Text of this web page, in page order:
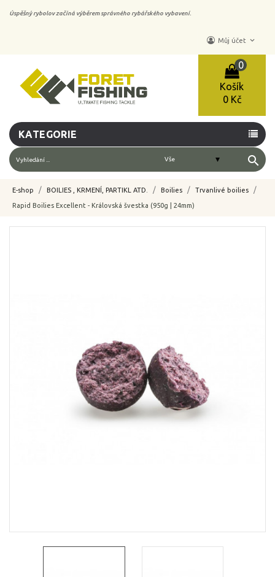
Úspěšný rybolov začíná výběrem správného rybářského vybavení.
Můj účet keyboard_arrow_down
Košík
0
0 Kč
KATEGORIE
search
E-shop BOILIES , KRMENÍ, PARTIKL ATD. Boilies Trvanlivé boilies
Rapid Boilies Excellent - Královská švestka (950g | 24mm)